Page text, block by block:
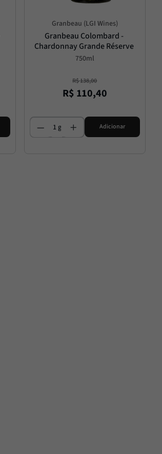
Granbeau (LGI Wines)
Granbeau Colombard -
Chardonnay Grande Réserve
750ml
R$138,00
R$ 110,40
Adicionar